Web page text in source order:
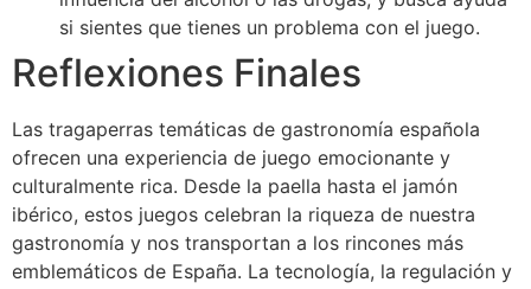
si sientes que tienes un problema con el juego.
Reflexiones Finales
Las tragaperras temáticas de gastronomía española
ofrecen una experiencia de juego emocionante y
culturalmente rica. Desde la paella hasta el jamón
ibérico, estos juegos celebran la riqueza de nuestra
gastronomía y nos transportan a los rincones más
emblemáticos de España. La tecnología, la regulación y